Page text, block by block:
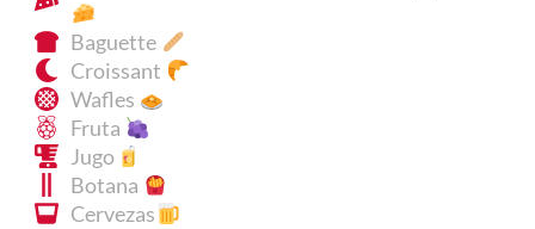
Baguette
Croissant
Wafles
Fruta
Jugo
Botana
Cervezas